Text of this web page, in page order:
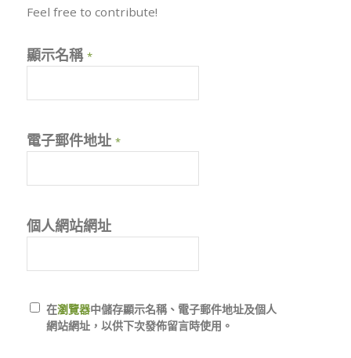
Feel free to contribute!
顯示名稱 *
電子郵件地址 *
個人網站網址
在瀏覽器中儲存顯示名稱、電子郵件地址及個人
網站網址，以供下次發佈留言時使用。